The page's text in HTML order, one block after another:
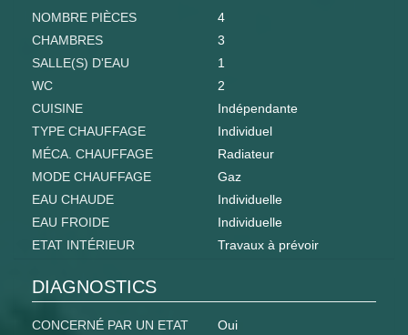
NOMBRE PIÈCES
4
CHAMBRES
3
SALLE(S) D'EAU
1
WC
2
CUISINE
Indépendante
TYPE CHAUFFAGE
Individuel
MÉCA. CHAUFFAGE
Radiateur
MODE CHAUFFAGE
Gaz
EAU CHAUDE
Individuelle
EAU FROIDE
Individuelle
ETAT INTÉRIEUR
Travaux à prévoir
DIAGNOSTICS
CONCERNÉ PAR UN ETAT
Oui